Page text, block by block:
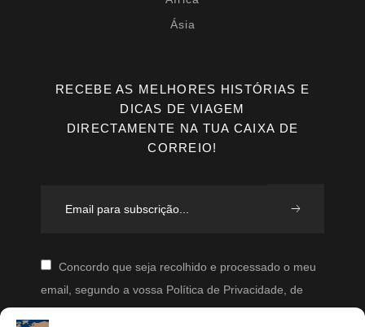
Ásia
RECEBE AS MELHORES HISTÓRIAS E
DICAS DE VIAGEM
DIRECTAMENTE NA TUA CAIXA DE
CORREIO!
Concordo que seja recolhido e processado o meu
email, segundo a vossa Política de Privacidade, de